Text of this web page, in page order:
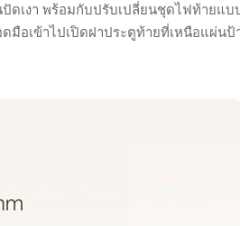
ดเงา พร้อมกับปรับเปลี่ยนชุดไฟท้ายแบ
มือเข้าไปเปิดฝาประตูท้ายที่เหนือแผ่นป้